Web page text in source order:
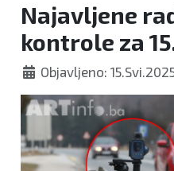
Najavljene
kontrole za
Objavljeno: